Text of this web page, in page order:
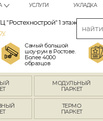
УСЛУГИ УКЛАДКА
"Ростехнострой" 1 этаж
Самый большой
шоу-рум в Ростове.
Более 4000
образцов
МОДУЛЬНЫЙ
ПАРКЕТ
ТЕРМО
ПАРКЕТ